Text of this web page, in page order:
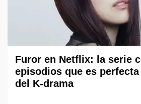
Furor en Netflix: la serie
episodios que es
del K-drama